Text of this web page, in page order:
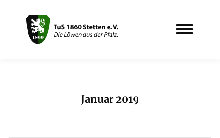
Januar 2019